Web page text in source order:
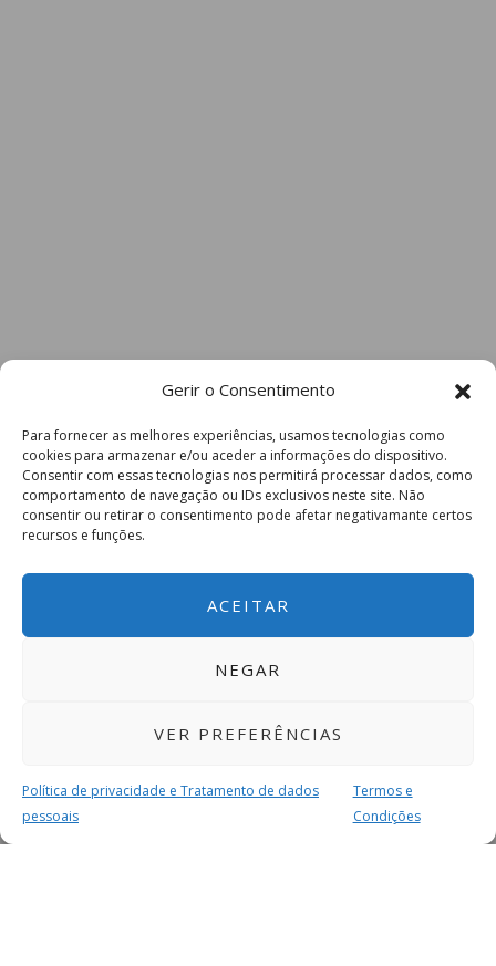
Gerir o Consentimento
Para fornecer as melhores experiências, usamos tecnologias como
cookies para armazenar e/ou aceder a informações do dispositivo.
Consentir com essas tecnologias nos permitirá processar dados, como
comportamento de navegação ou IDs exclusivos neste site. Não
consentir ou retirar o consentimento pode afetar negativamante certos
recursos e funções.
ACEITAR
NEGAR
VER PREFERÊNCIAS
Política de privacidade e Tratamento de dados
pessoais
Termos e
Condições